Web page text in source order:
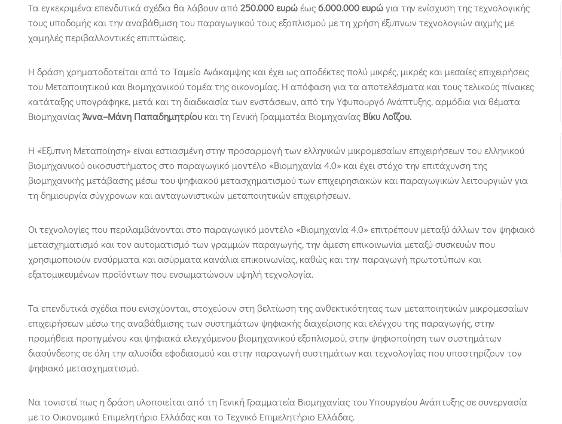
Τα εγκεκριμένα επενδυτικά σχέδια θα λάβουν από 250.000 ευρώέως6.000.000 ευρώγια την ενίσχυση της τεχνολογικής
τους υποδομής και την αναβάθμιση του παραγωγικού τους εξοπλισμού με τη χρήση έξυπνων τεχνολογιών αιχμής με
χαμηλές περιβαλλοντικές επιπτώσεις.
Η δράση χρηματοδοτείται από το Ταμείο Ανάκαμψης και έχει ως αποδέκτες πολύ μικρές, μικρές και μεσαίες επιχειρήσεις
του Μεταποιητικού και Βιομηχανικού τομέα της οικονομίας. Η απόφαση για τα αποτελέσματα και τους τελικούς πίνακες
κατάταξης υπογράφηκε, μετά και τη διαδικασία των ενστάσεων, από την Υφυπουργό Ανάπτυξης, αρμόδια για θέματα
ΒιομηχανίαςΆννα–Μάνη Παπαδημητρίου και τη Γενική Γραμματέα Βιομηχανίας Βίκυ Λοΐζου.
Η «Έξυπνη Μεταποίηση» είναι εστιασμένη στην προσαρμογή των ελληνικών μικρομεσαίων επιχειρήσεων του ελληνικού
βιομηχανικού οικοσυστήματος στο παραγωγικό μοντέλο «Βιομηχανία 4.0» και έχει στόχο την επιτάχυνση της
βιομηχανικής μετάβασης μέσω του ψηφιακού μετασχηματισμού των επιχειρησιακών και παραγωγικών λειτουργιών για
τη δημιουργία σύγχρονων και ανταγωνιστικών μεταποιητικών επιχειρήσεων.
Οι τεχνολογίες που περιλαμβάνονται στο παραγωγικό μοντέλο «Βιομηχανία 4.0» επιτρέπουν μεταξύ άλλων τον ψηφιακό
μετασχηματισμό και τον αυτοματισμό των γραμμών παραγωγής, την άμεση επικοινωνία μεταξύ συσκευών που
χρησιμοποιούν ενσύρματα και ασύρματα κανάλια επικοινωνίας, καθώς και την παραγωγή πρωτοτύπων και
εξατομικευμένων προϊόντων που ενσωματώνουν υψηλή τεχνολογία.
Τα επενδυτικά σχέδια που ενισχύονται, στοχεύουν στη βελτίωση της ανθεκτικότητας των μεταποιητικών μικρομεσαίων
επιχειρήσεων μέσω της αναβάθμισης των συστημάτων ψηφιακής διαχείρισης και ελέγχου της παραγωγής, στην
προμήθεια προηγμένου και ψηφιακά ελεγχόμενου βιομηχανικού εξοπλισμού, στην ψηφιοποίηση των συστημάτων
διασύνδεσης σε όλη την αλυσίδα εφοδιασμού και στην παραγωγή συστημάτων και τεχνολογίας που υποστηρίζουν τον
ψηφιακό μετασχηματισμό.
Να τονιστεί πως η δράση υλοποιείται από τη Γενική Γραμματεία Βιομηχανίας του Υπουργείου Ανάπτυξης σε συνεργασία
με το Οικονομικό Επιμελητήριο Ελλάδας και το Τεχνικό Επιμελητήριο Ελλάδας.